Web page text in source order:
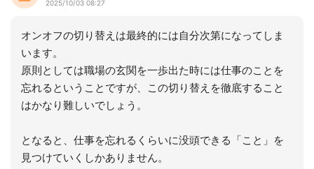
2025/10/03 08:27
オンオフの切り替えは最終的には自分次第になってしま
います。
原則としては職場の玄関を一歩出た時には仕事のことを
忘れるということですが、この切り替えを徹底すること
はかなり難しいでしょう。
となると、仕事を忘れるくらいに没頭できる「こと」を
見つけていくしかありません。